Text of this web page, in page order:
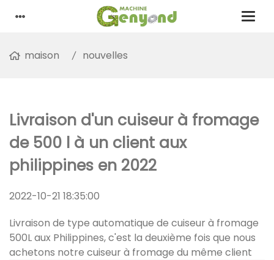
maison nouvelles
Livraison d'un cuiseur à fromage
de 500 l à un client aux
philippines en 2022
2022-10-21 18:35:00
Livraison de type automatique de cuiseur à fromage
500L aux Philippines, c'est la deuxième fois que nous
achetons notre cuiseur à fromage du même client